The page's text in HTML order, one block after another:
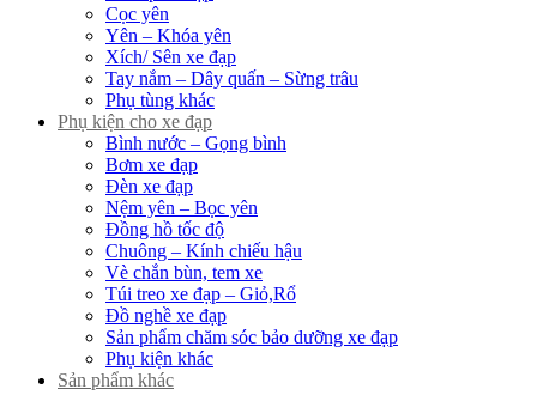
Cọc yên
Yên – Khóa yên
Xích/ Sên xe đạp
Tay nắm – Dây quấn – Sừng trâu
Phụ tùng khác
Phụ kiện cho xe đạp
Bình nước – Gọng bình
Bơm xe đạp
Đèn xe đạp
Nệm yên – Bọc yên
Đồng hồ tốc độ
Chuông – Kính chiếu hậu
Vè chắn bùn, tem xe
Túi treo xe đạp – Giỏ,Rổ
Đồ nghề xe đạp
Sản phẩm chăm sóc bảo dưỡng xe đạp
Phụ kiện khác
Sản phẩm khác